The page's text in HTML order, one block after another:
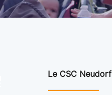
Le CSC Neudorf